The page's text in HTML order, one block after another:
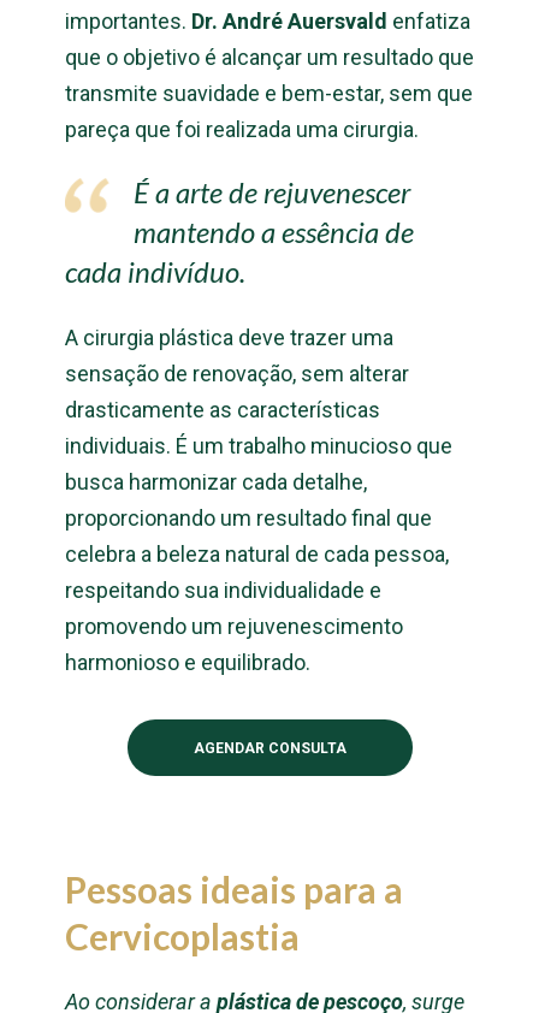
importantes. Dr. André Auersvald enfatiza
que o objetivo é alcançar um resultado que
transmite suavidade e bem-estar, sem que
pareça que foi realizada uma cirurgia.
É a arte de rejuvenescer
mantendo a essência de
cada indivíduo.
A cirurgia plástica deve trazer uma
sensação de renovação, sem alterar
drasticamente as características
individuais. É um trabalho minucioso que
busca harmonizar cada detalhe,
proporcionando um resultado final que
celebra a beleza natural de cada pessoa,
respeitando sua individualidade e
promovendo um rejuvenescimento
harmonioso e equilibrado.
AGENDAR CONSULTA
Pessoas ideais para a
Cervicoplastia
Ao considerar a plástica de pescoço, surge